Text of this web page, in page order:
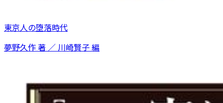
東京人の堕落時代
夢野久作 著 ／ 川崎賢子 編